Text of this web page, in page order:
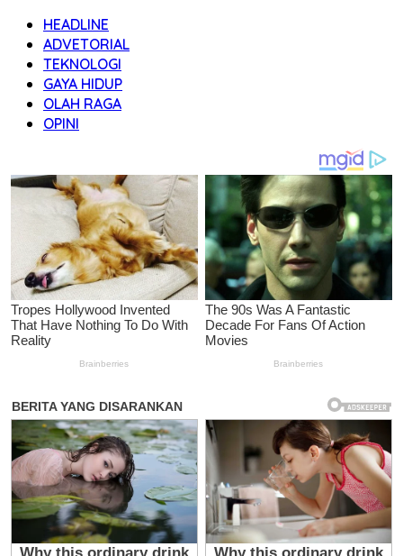
HEADLINE
ADVETORIAL
TEKNOLOGI
GAYA HIDUP
OLAH RAGA
OPINI